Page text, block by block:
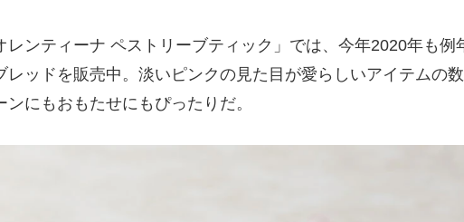
ンティーナ ペストリーブティック」では、今年2020年も例
レッドを販売中。淡いピンクの見た目が愛らしいアイテムの
にもおもたせにもぴったりだ。